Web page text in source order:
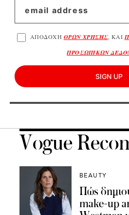
ΑΠΟΔΟΧΗ ΟΡΩΝ ΧΡΗΣΗΣ, ΚΑΙ
ΠΡΟΣΩΠΙΚΩΝ
SIGN UP
Vogue
BEAUTY
Πώς
make-up